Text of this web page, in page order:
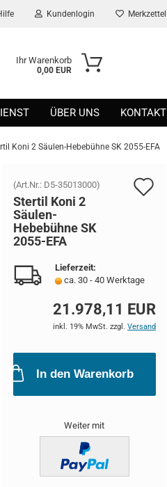
Kundenlogin Merkzettel
Ihr Warenkorb
0,00 EUR
ÜBER UNS KONTAKT
Koni 2 Säulen-Hebebühne SK 2055-EFA
(Art.Nr.: D5-35013000)
Ster­til Koni 2
Säulen-​
Hebebühne SK
2055-​EFA
Lieferzeit:
ca. 30 - 40 Werktage
21.978,11 EUR
inkl. 19% MwSt. zzgl. Versand
In den Warenkorb
Weiter mit